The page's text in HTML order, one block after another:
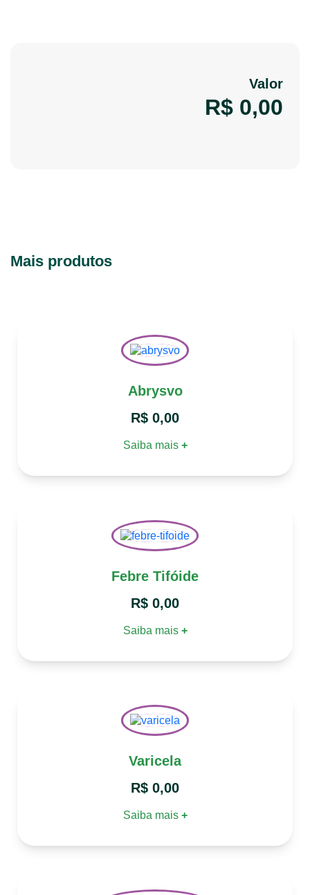
Valor
R$ 0,00
Mais produtos
Abrysvo
R$ 0,00
Saiba mais +
Febre Tifóide
R$ 0,00
Saiba mais +
Varicela
R$ 0,00
Saiba mais +